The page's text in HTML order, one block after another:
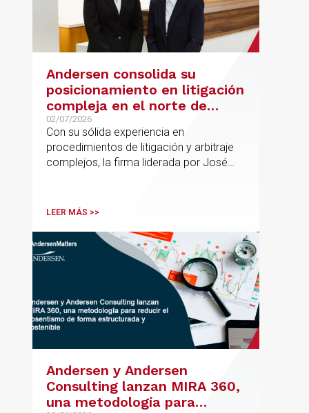
Andersen consolida su
posicionamiento en litigación
compleja en el norte de
España con la incorporación
de Rebeca Larena
02/07/2026
Con su sólida experiencia en
procedimientos de litigación y arbitraje
complejos, la firma liderada por José
posicionamiento en asesoramiento
LEER MÁS >>
Andersen y Andersen
Consulting lanzan MIRA 360,
una metodología para